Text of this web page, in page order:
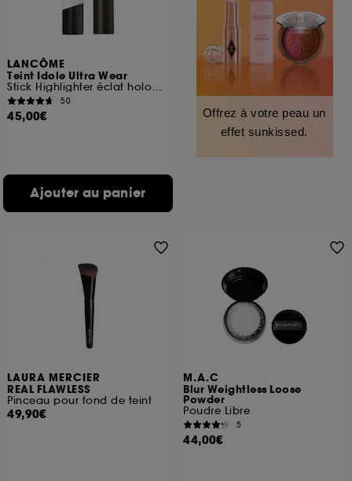
LANCÔME
Teint Idole Ultra Wear
Stick Highlighter éclat holographique 24h de tenue
50
45,00€
Ajouter au panier
Offrez à votre peau un
effet sunkissed.
LAURA MERCIER
REAL FLAWLESS
Pinceau pour fond de teint
49,90€
M.A.C
Blur Weightless Loose
Powder
Poudre Libre
5
44,00€